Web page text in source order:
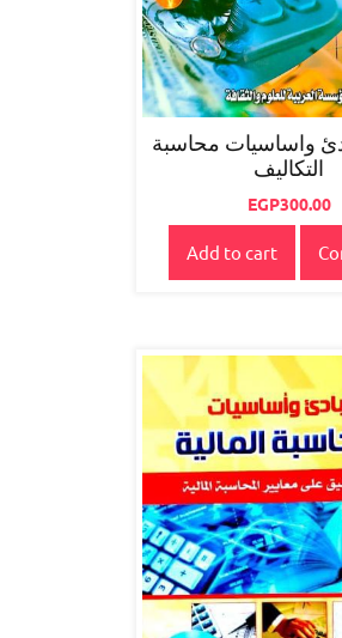
واساسيات محاسبة
التكاليف
EGP300.00
Add to cart